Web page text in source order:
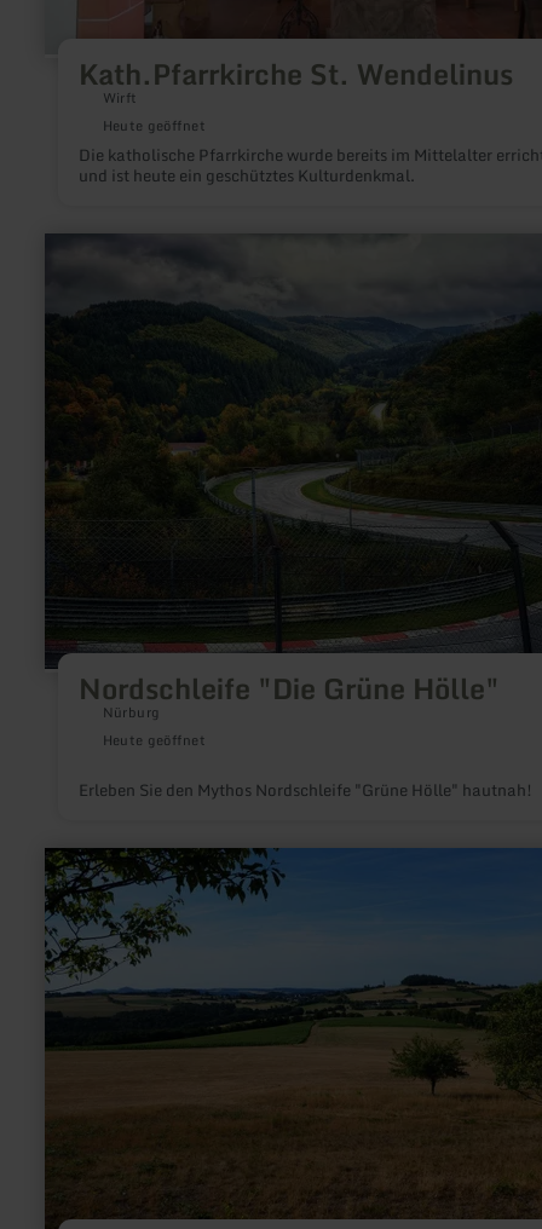
Kath.Pfarrkirche St. Wendelinus
Wirft
Heute geöffnet
Die katholische Pfarrkirche wurde bereits im Mittelalter
und ist heute ein geschütztes Kulturdenkmal.
Nordschleife "Die Grüne Hölle"
Nürburg
Heute geöffnet
Erleben Sie den Mythos Nordschleife "Grüne Hölle" hautnah!
Nordschleife
"Die
mehr
erfahren
zu:
Panoramablick
|
Auf
der
Hürstnück